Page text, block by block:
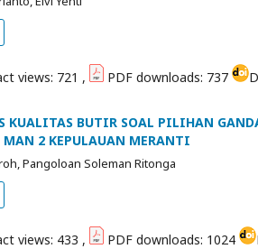
views: 721 , PDF downloads: 737
KUALITAS BUTIR SOAL PILIHAN
MAN 2 KEPULAUAN MERANTI
Pangoloan Soleman Ritonga
views: 433 , PDF downloads: 1024